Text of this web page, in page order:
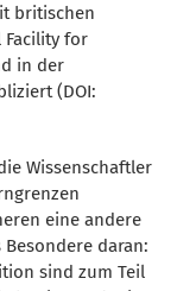
britischen
Facility for
in der
(DOI:
Wissenschaftler
eine andere
daran:
sind zum Teil